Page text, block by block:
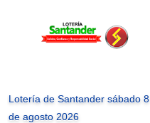
Lotería de Santander sábado 8
de agosto 2026